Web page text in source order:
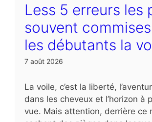
Less 5 erreurs les
souvent
les débutants la
7 août 2026
La voile, c’est la liberté,
dans les cheveux et l’horizon à
vue. Mais attention, derrière ce